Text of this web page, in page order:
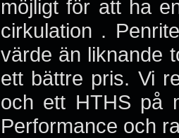
möjligt för att ha
cirkulation .
värde än liknande
ett bättre pris. Vi
och ett HTHS på
Performance och